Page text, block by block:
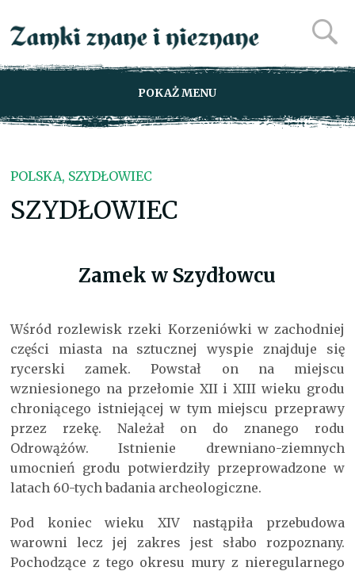
POKAŻ MENU
POLSKA, SZYDŁOWIEC
SZYDŁOWIEC
Zamek w Szydłowcu
Wśród rozlewisk rzeki Korzeniówki w zachodniej
części miasta na sztucznej wyspie znajduje się
rycerski zamek. Powstał on na miejscu
wzniesionego na przełomie XII i XIII wieku grodu
chroniącego istniejącej w tym miejscu przeprawy
przez rzekę. Należał on do znanego rodu
Odrowążów. Istnienie drewniano-ziemnych
umocnień grodu potwierdziły przeprowadzone w
latach 60-tych badania archeologiczne.
Pod koniec wieku XIV nastąpiła przebudowa
warowni lecz jej zakres jest słabo rozpoznany.
Pochodzące z tego okresu mury z nieregularnego